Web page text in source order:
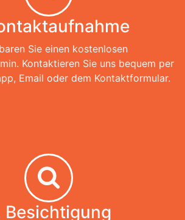
Sie einen kostenlosen
Kontaktieren Sie uns bequem per
Email oder dem Kontaktformular.
Besichtigung